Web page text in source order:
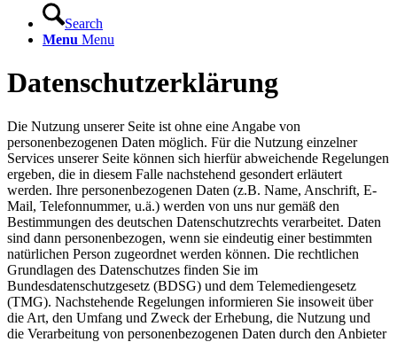
Search
Menu Menu
Datenschutzerklärung
Die Nutzung unserer Seite ist ohne eine Angabe von
personenbezogenen Daten möglich. Für die Nutzung einzelner
Services unserer Seite können sich hierfür abweichende Regelungen
ergeben, die in diesem Falle nachstehend gesondert erläutert
werden. Ihre personenbezogenen Daten (z.B. Name, Anschrift, E-
Mail, Telefonnummer, u.ä.) werden von uns nur gemäß den
Bestimmungen des deutschen Datenschutzrechts verarbeitet. Daten
sind dann personenbezogen, wenn sie eindeutig einer bestimmten
natürlichen Person zugeordnet werden können. Die rechtlichen
Grundlagen des Datenschutzes finden Sie im
Bundesdatenschutzgesetz (BDSG) und dem Telemediengesetz
(TMG). Nachstehende Regelungen informieren Sie insoweit über
die Art, den Umfang und Zweck der Erhebung, die Nutzung und
die Verarbeitung von personenbezogenen Daten durch den Anbieter